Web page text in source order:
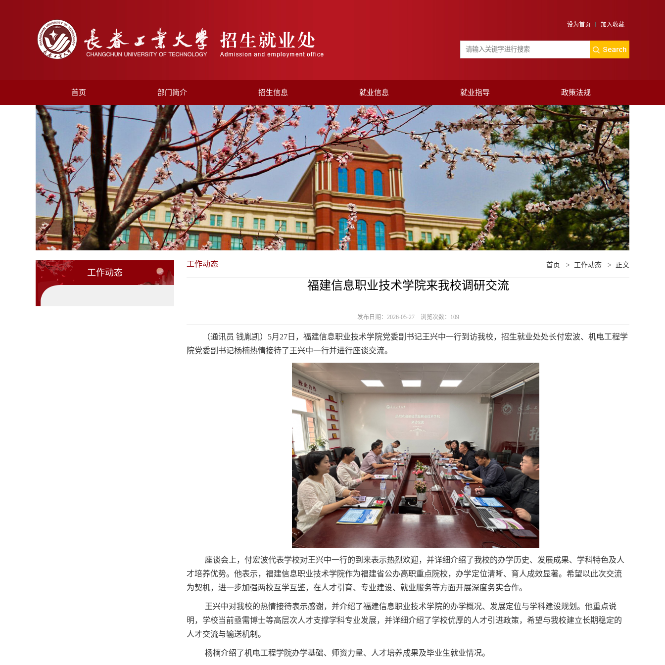
设为首页 加入收藏
首页 部门简介 招生信息 就业信息 就业指导 政策法规
工作动态
首页 > 工作动态 > 正文
工作动态
福建信息职业技术学院来我校调研交流
发布日期：2026-05-27 浏览次数： 109
（通讯员 钱胤凯） 5月27日，福建信息职业技术学院党委副书记王兴中一行到访我校，招生就业处处长付宏波、机电工程学
院党委副书记杨楠热情接待了王兴中一行并进行座谈交流。
座谈会上，付宏波代表学校对王兴中一行的到来表示热烈欢迎，并详细介绍了我校的办学历史、发展成果、学科特色及人
才培养优势。他表示，福建信息职业技术学院作为福建省公办高职重点院校，办学定位清晰、育人成效显著。希望以此次交流
为契机，进一步加强两校互学互鉴，在人才引育、专业建设、就业服务等方面开展深度务实合作。
王兴中对我校的热情接待表示感谢，并介绍了福建信息职业技术学院的办学概况、发展定位与学科建设规划。他重点说
明，学校当前亟需博士等高层次人才支撑学科专业发展，并详细介绍了学校优厚的人才引进政策，希望与我校建立长期稳定的
人才交流与输送机制。
杨楠介绍了机电工程学院办学基础、师资力量、人才培养成果及毕业生就业情况。